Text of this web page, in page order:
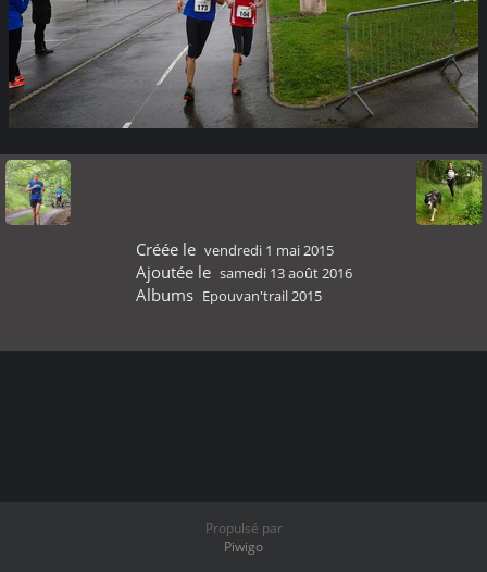
Créée le vendredi 1 mai 2015
Ajoutée le samedi 13 août 2016
Albums Epouvan'trail 2015
Propulsé par
Piwigo